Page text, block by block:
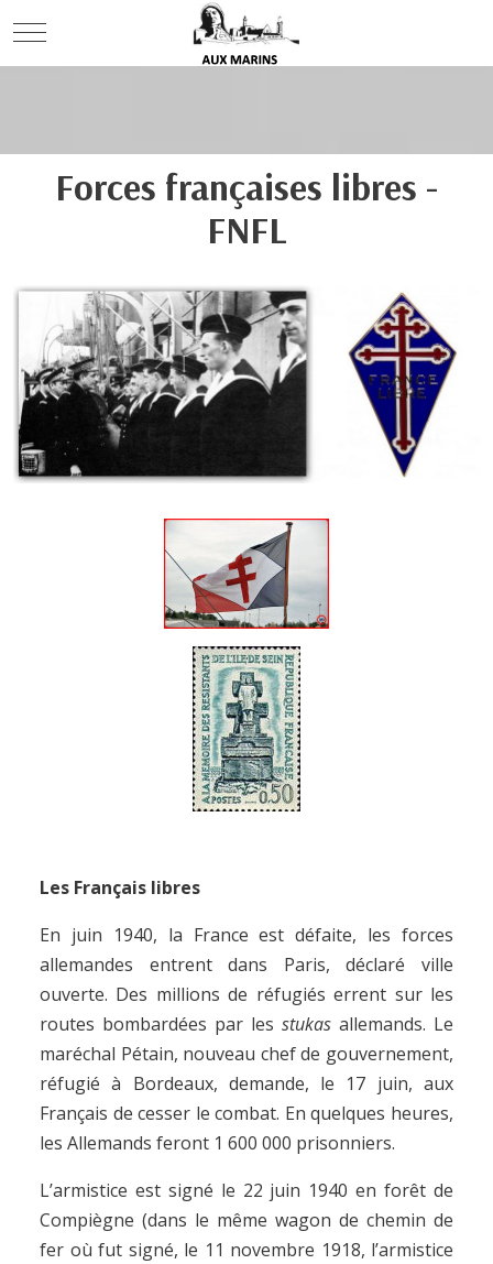
Mobile Menu Toggle
Forces françaises libres -
FNFL
Les Français libres
En juin 1940, la France est défaite, les forces
allemandes entrent dans Paris, déclaré ville
ouverte. Des millions de réfugiés errent sur les
routes bombardées par les stukas allemands. Le
maréchal Pétain, nouveau chef de gouvernement,
réfugié à Bordeaux, demande, le 17 juin, aux
Français de cesser le combat. En quelques heures,
les Allemands feront 1 600 000 prisonniers.
L’armistice est signé le 22 juin 1940 en forêt de
Compiègne (dans le même wagon de chemin de
fer où fut signé, le 11 novembre 1918, l’armistice